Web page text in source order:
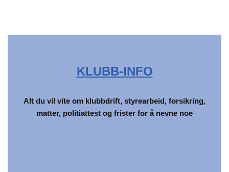
KLUBB-INFO
Alt du vil vite om klubbdrift, styrearbeid, forsikring,
matter, politiattest og frister for å nevne noe